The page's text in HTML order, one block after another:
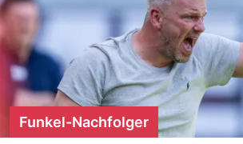
Funkel-Nachfolger